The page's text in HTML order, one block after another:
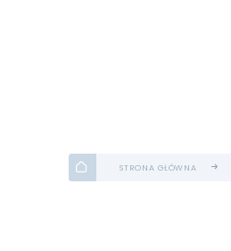
STRONA GŁÓWNA